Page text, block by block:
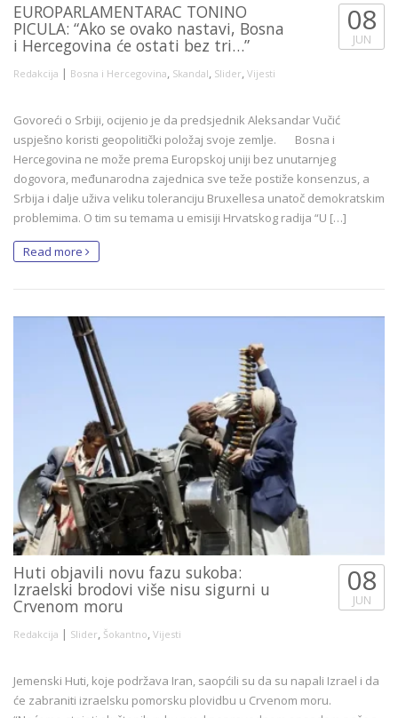
EUROPARLAMENTARAC TONINO
PICULA: “Ako se ovako nastavi, Bosna
i Hercegovina će ostati bez tri…”
Redakcija | Bosna i Hercegovina, Skandal, Slider, Vijesti
08
JUN
Govoreći o Srbiji, ocijenio je da predsjednik Aleksandar Vučić
uspješno koristi geopolitički položaj svoje zemlje. Bosna i
Hercegovina ne može prema Europskoj uniji bez unutarnjeg
dogovora, međunarodna zajednica sve teže postiže konsenzus, a
Srbija i dalje uživa veliku toleranciju Bruxellesa unatoč demokratskim
problemima. O tim su temama u emisiji Hrvatskog radija “U […]
Read more
Huti objavili novu fazu sukoba:
Izraelski brodovi više nisu sigurni u
Crvenom moru
Redakcija | Slider, Šokantno, Vijesti
08
JUN
Jemenski Huti, koje podržava Iran, saopćili su da su napali Izrael i da
će zabraniti izraelsku pomorsku plovidbu u Crvenom moru.